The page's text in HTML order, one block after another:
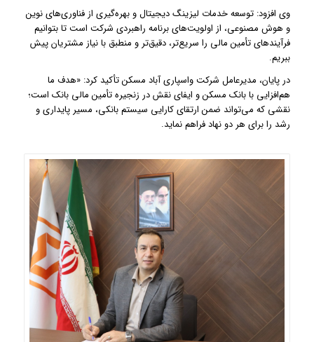
وی افزود: توسعه خدمات لیزینگ دیجیتال و بهره‌گیری از فناوری‌های نوین
و هوش مصنوعی، از اولویت‌های برنامه راهبردی شرکت است تا بتوانیم
فرآیندهای تأمین مالی را سریع‌تر، دقیق‌تر و منطبق با نیاز مشتریان پیش
ببریم.
در پایان، مدیرعامل شرکت واسپاری آباد مسکن تأکید کرد: «هدف ما
هم‌افزایی با بانک مسکن و ایفای نقش در زنجیره تأمین مالی بانک است؛
نقشی که می‌تواند ضمن ارتقای کارایی سیستم بانکی، مسیر پایداری و
رشد را برای هر دو نهاد فراهم نماید.